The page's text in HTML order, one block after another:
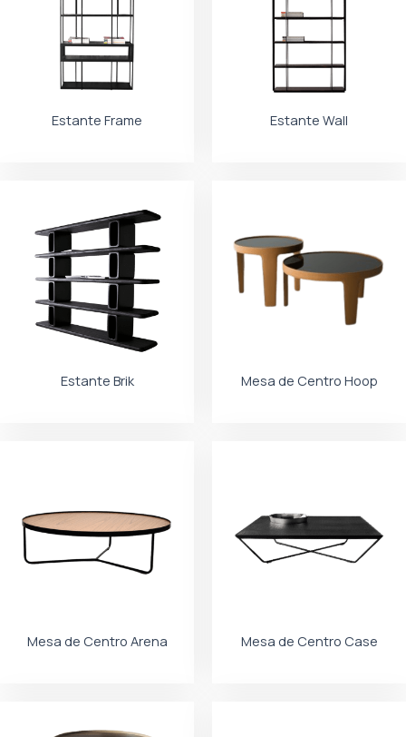
Estante Frame Estante Wall
Estante Brik Mesa de Centro Hoop
Mesa de Centro Arena Mesa de Centro Case